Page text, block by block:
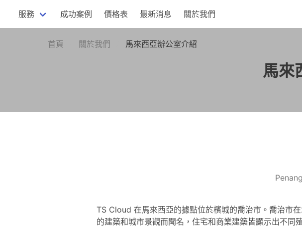
服務 成功案例 價格表 最新消息 關於我們
首頁 關於我們 馬來西亞辦公室介紹
馬來
TS Cloud 在馬來西亞的據點位於檳城的喬治市。喬治市
的建築和城市景觀而聞名，住宅和商業建築皆顯示出不同